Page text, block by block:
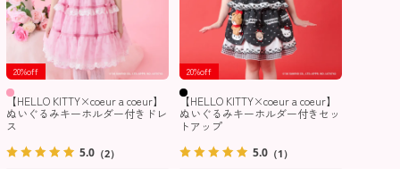
20%off
【HELLO KITTY×coeur a coeur】
ぬいぐるみキーホルダー付きドレ
ス
5.0 （2）
20%off
【HELLO KITTY×coeur a coeur】
ぬいぐるみキーホルダー付きセッ
トアップ
5.0 （1）